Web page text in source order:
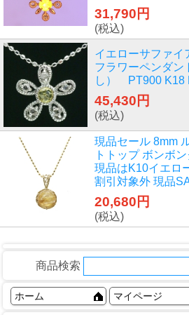
31,790円
(税込)
イエローサファイ
フラワーペンダン
し） PT900 K18
45,430円
(税込)
現品セール 8mm
トトップ ボンボ
現品はK10イエロ
割引対象外 現品
20,680円
(税込)
商品検索
ホーム マイページ